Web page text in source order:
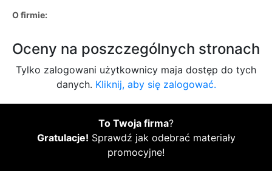
O firmie:
Oceny na poszczególnych stronach
Tylko zalogowani użytkownicy maja dostęp do tych
danych. Kliknij, aby się zalogować.
To Twoja firma?
Gratulacje! Sprawdź jak odebrać materiały
promocyjne!